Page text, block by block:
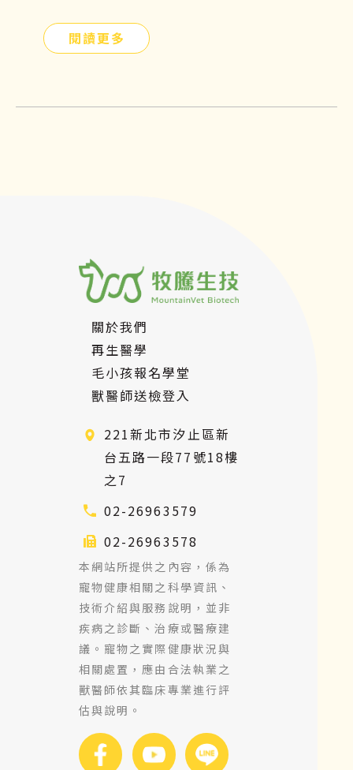
閱讀更多
關於我們
再生醫學
毛小孩報名學堂
獸醫師送檢登入
221新北市汐止區新
台五路一段77號18樓
之7
02-26963579
02-26963578
本網站所提供之內容，係為
寵物健康相關之科學資訊、
技術介紹與服務說明，並非
疾病之診斷、治療或醫療建
議。寵物之實際健康狀況與
相關處置，應由合法執業之
獸醫師依其臨床專業進行評
估與說明。